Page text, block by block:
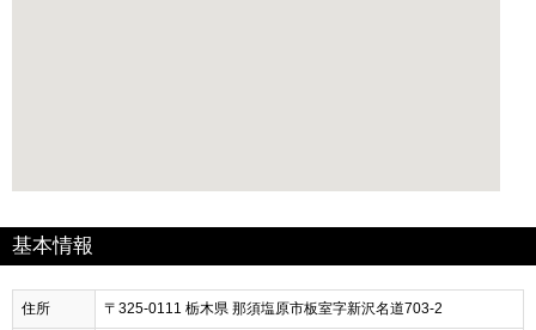
基本情報
住所 〒325-0111 栃木県 那須塩原市板室字新沢名道703-2